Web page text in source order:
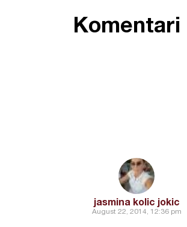
Komentari
jasmina kolic jokic
August 22, 2014, 12:36 pm